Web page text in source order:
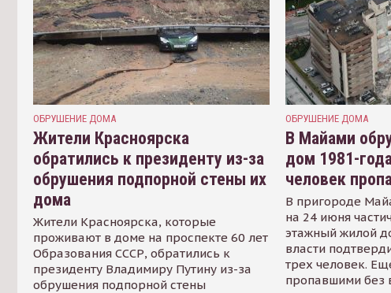
ОБРУШЕНИЕ ДОМА
Жители Красноярска
обратились к президенту из-за
обрушения подпорной стены их
дома
Жители Красноярска, которые
проживают в доме на проспекте 60 лет
Образования СССР, обратились к
президенту Владимиру Путину из-за
обрушения подпорной стены
ОБРУШЕНИЕ ДОМА
В Майами
дом 1981-
человек
В пригороде
на 24 июня
этажный жилой
власти
трех человек.
пропавшими без